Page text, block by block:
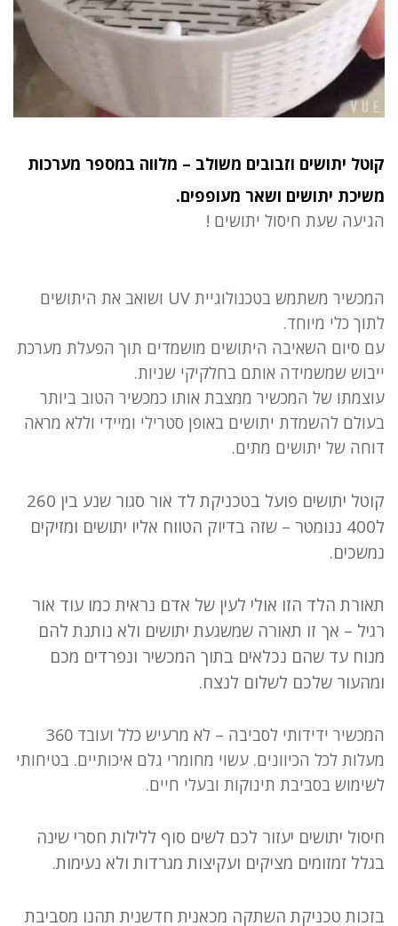
קוטל יתושים וזבובים משולב – מלווה במספר מערכות
משיכת יתושים ושאר מעופפים.
הגיעה שעת חיסול יתושים !
המכשיר משתמש בטכנולוגיית UV ושואב את היתושים
לתוך כלי מיוחד.
עם סיום השאיבה היתושים מושמדים תוך הפעלת מערכת
ייבוש שמשמידה אותם בחלקיקי שניות.
עוצמתו של המכשיר ממצבת אותו כמכשיר הטוב ביותר
בעולם להשמדת יתושים באופן סטרילי ומיידי וללא מראה
דוחה של יתושים מתים.
קוטל יתושים פועל בטכניקת לד אור סגור שנע בין 260
ל400 ננומטר – שזה בדיוק הטווח אליו יתושים ומזיקים
נמשכים.
תאורת הלד הזו אולי לעין של אדם נראית כמו עוד אור
רגיל – אך זו תאורה שמשגעת יתושים ולא נותנת להם
מנוח עד שהם נכלאים בתוך המכשיר ונפרדים מכם
ומהעור שלכם לשלום לנצח.
המכשיר ידידותי לסביבה – לא מרעיש כלל ועובד 360
מעלות לכל הכיוונים. עשוי מחומרי גלם איכותיים. בטיחותי
לשימוש בסביבת תינוקות ובעלי חיים.
חיסול יתושים יעזור לכם לשים סוף ללילות חסרי שינה
בגלל זמזומים מציקים ועקיצות מגרדות ולא נעימות.
בזכות טכניקת השתקה מכאנית חדשנית תהנו מסביבת